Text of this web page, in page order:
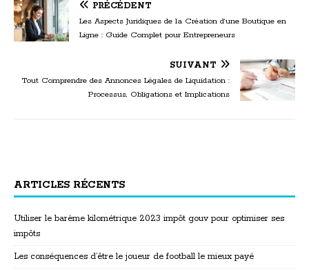
PRÉCÉDENT
Les Aspects Juridiques de la Création d’une Boutique en
Ligne : Guide Complet pour Entrepreneurs
SUIVANT
Tout Comprendre des Annonces Légales de Liquidation :
Processus, Obligations et Implications
ARTICLES RÉCENTS
Utiliser le barème kilométrique 2023 impôt gouv pour optimiser ses
impôts
Les conséquences d’être le joueur de football le mieux payé